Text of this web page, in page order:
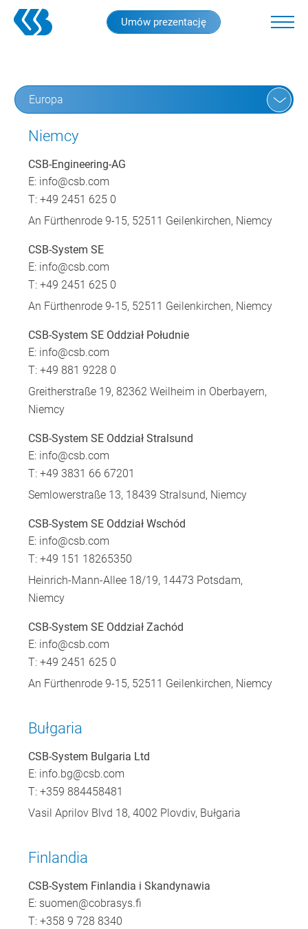
Skip
Umów prezentację
Europa
Niemcy
CSB-Engineering-AG
E: info@csb.com
T: +49 2451 625 0
An Fürthenrode 9-15, 52511 Geilenkirchen, Niemcy
CSB-System SE
E: info@csb.com
T: +49 2451 625 0
An Fürthenrode 9-15, 52511 Geilenkirchen, Niemcy
CSB-System SE Oddział Południe
E: info@csb.com
T: +49 881 9228 0
Greitherstraße 19, 82362 Weilheim in Oberbayern,
Niemcy
CSB-System SE Oddział Stralsund
E: info@csb.com
T: +49 3831 66 67201
Semlowerstraße 13, 18439 Stralsund, Niemcy
CSB-System SE Oddział Wschód
E: info@csb.com
T: +49 151 18265350
Heinrich-Mann-Allee 18/19, 14473 Potsdam,
Niemcy
CSB-System SE Oddział Zachód
E: info@csb.com
T: +49 2451 625 0
An Fürthenrode 9-15, 52511 Geilenkirchen, Niemcy
Bułgaria
CSB-System Bulgaria Ltd
E: info.bg@csb.com
T: +359 884458481
Vasil Aprilov Blvd 18, 4002 Plovdiv, Bułgaria
Finlandia
CSB-System Finlandia i Skandynawia
E: suomen@cobrasys.fi
T: +358 9 728 8340